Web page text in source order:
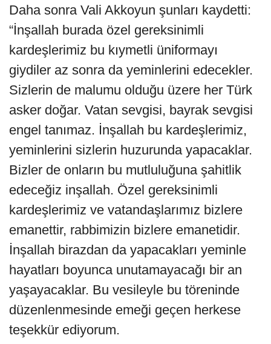
Daha sonra Vali Akkoyun şunları kaydetti:
“İnşallah burada özel gereksinimli
kardeşlerimiz bu kıymetli üniformayı
giydiler az sonra da yeminlerini edecekler.
Sizlerin de malumu olduğu üzere her Türk
asker doğar. Vatan sevgisi, bayrak sevgisi
engel tanımaz. İnşallah bu kardeşlerimiz,
yeminlerini sizlerin huzurunda yapacaklar.
Bizler de onların bu mutluluğuna şahitlik
edeceğiz inşallah. Özel gereksinimli
kardeşlerimiz ve vatandaşlarımız bizlere
emanettir, rabbimizin bizlere emanetidir.
İnşallah birazdan da yapacakları yeminle
hayatları boyunca unutamayacağı bir an
yaşayacaklar. Bu vesileyle bu töreninde
düzenlenmesinde emeği geçen herkese
teşekkür ediyorum.